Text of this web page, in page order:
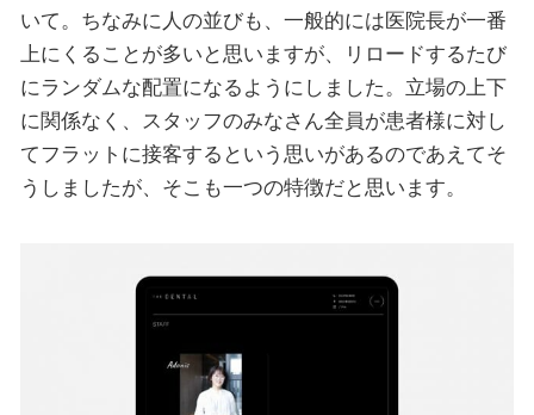
いて。ちなみに人の並びも、一般的には医院長が一番
上にくることが多いと思いますが、リロードするたび
にランダムな配置になるようにしました。立場の上下
に関係なく、スタッフのみなさん全員が患者様に対し
てフラットに接客するという思いがあるのであえてそ
うしましたが、そこも一つの特徴だと思います。